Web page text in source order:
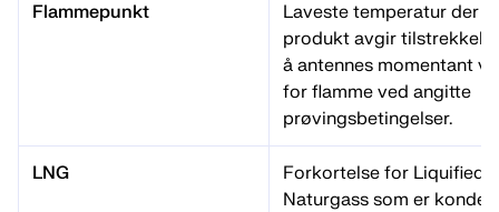
Flammepunkt
Laveste temperatur der
produkt avgir
å antennes momentant
for flamme ved angitte
prøvingsbetingelser.
LNG
Forkortelse for Liquified
Naturgass som er